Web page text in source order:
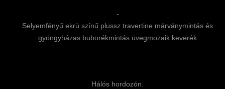
-
Selyemfényű ekrü színű plussz travertine márványmintás és
gyöngyházas buborékmintás üvegmozaik keverék
Hálós hordozón.